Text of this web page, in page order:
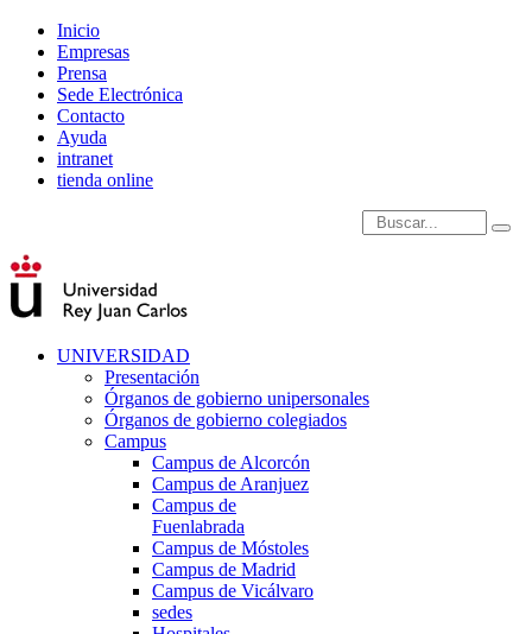
Inicio
Empresas
Prensa
Sede Electrónica
Contacto
Ayuda
intranet
tienda online
Introduce términos de
UNIVERSIDAD
Presentación
Órganos de gobierno unipersonales
Órganos de gobierno colegiados
Campus
Campus de Alcorcón
Campus de Aranjuez
Campus de
Fuenlabrada
Campus de Móstoles
Campus de Madrid
Campus de Vicálvaro
sedes